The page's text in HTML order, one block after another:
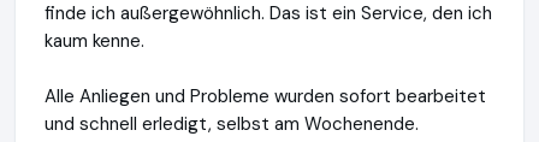
finde ich außergewöhnlich. Das ist ein Service, den ich
kaum kenne.
Alle Anliegen und Probleme wurden sofort bearbeitet
und schnell erledigt, selbst am Wochenende.